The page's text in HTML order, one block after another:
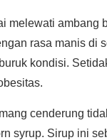
melewati ambang
rasa manis di
kondisi.
cenderung
syrup. Sirup ini